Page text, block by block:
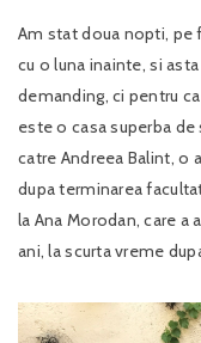
Am stat doua nopti, pe
cu o luna inainte, si
demanding, ci pentru
este o casa superba
catre Andreea Balint, o
dupa terminarea
la Ana Morodan, care a
ani, la scurta vreme